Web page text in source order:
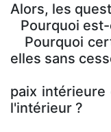
Alors, les
Pourquoi est-
Pourquoi
elles sans
paix intérieure
l'intérieur ?